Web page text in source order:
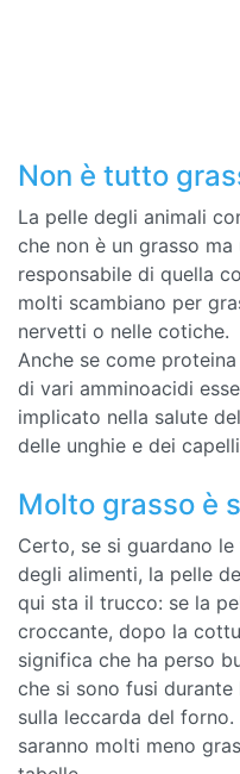
Non è tutto
La pelle degli animali
che non è un grasso
responsabile di quella
molti scambiano per
nervetti o nelle cotiche.
Anche se come
di vari amminoacidi
implicato nella salute
delle unghie e dei
Molto grasso è
Certo, se si guardano
degli alimenti, la pelle
qui sta il trucco: se la
croccante, dopo la
significa che ha perso
che si sono fusi
sulla leccarda del
saranno molti meno